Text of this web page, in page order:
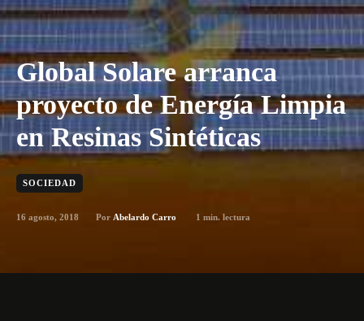
Global Solare arranca
proyecto de Energía Limpia
en Resinas Sintéticas
SOCIEDAD
16 agosto, 2018 Por Abelardo Carro 1 min. lectura